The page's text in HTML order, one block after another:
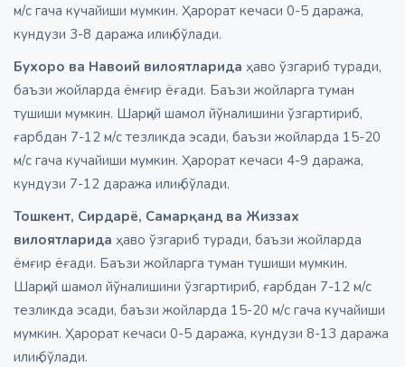
м/с гача кучайиши мумкин. Ҳарорат кечаси 0-5 даража,
кундузи 3-8 даража илиқ бўлади.
Бухоро ва Навоий вилоятларида ҳаво ўзгариб туради,
баъзи жойларда ёмғир ёғади. Баъзи жойларга туман
тушиши мумкин. Шарқий шамол йўналишини ўзгартириб,
ғарбдан 7-12 м/с тезликда эсади, баъзи жойларда 15-20
м/с гача кучайиши мумкин. Ҳарорат кечаси 4-9 даража,
кундузи 7-12 даража илиқ бўлади.
Тошкент, Сирдарё, Самарқанд ва Жиззах
вилоятларида ҳаво ўзгариб туради, баъзи жойларда
ёмғир ёғади. Баъзи жойларга туман тушиши мумкин.
Шарқий шамол йўналишини ўзгартириб, ғарбдан 7-12 м/с
тезликда эсади, баъзи жойларда 15-20 м/с гача кучайиши
мумкин. Ҳарорат кечаси 0-5 даража, кундузи 8-13 даража
илиқ бўлади.